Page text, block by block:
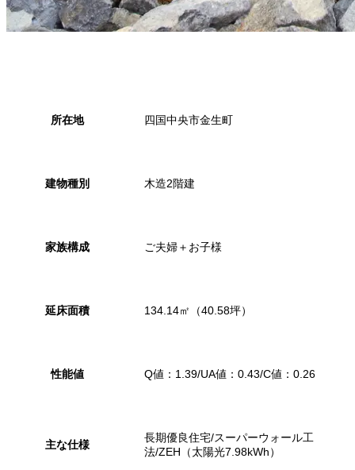
所在地 四国中央市金生町
建物種別 木造2階建
家族構成 ご夫婦＋お子様
延床面積 134.14㎡（40.58坪）
性能値 Q値：1.39/UA値：0.43/C値：0.26
主な仕様
長期優良住宅/スーパーウォール工
法/ZEH（太陽光7.98kWh）